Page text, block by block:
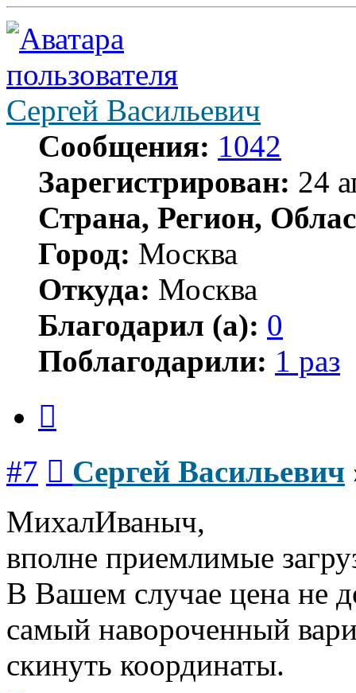
Сергей Васильевич
Сообщения: 1042
Зарегистрирован: 24
Страна, Регион,
Город: Москва
Откуда: Москва
Благодарил (а): 0
Поблагодарили: 1 раз
#7 Сергей Васильевич
МихалИваныч,
вполне приемлимые
В Вашем случае цена не
самый навороченный
скинуть координаты.